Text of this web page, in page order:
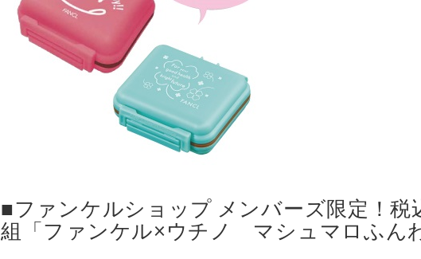
■ファンケルショップ メンバーズ限定！
組「ファンケル×ウチノ マシュマロふん